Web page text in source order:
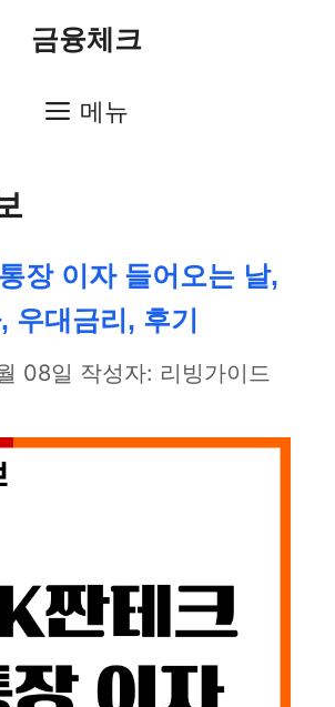
금융체크
메뉴
장 이자 들어오는 날,
우대금리, 후기
08일 작성자: 리빙가이드